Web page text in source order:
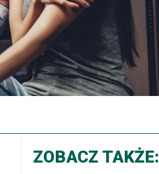
ZOBACZ TAKŻE: